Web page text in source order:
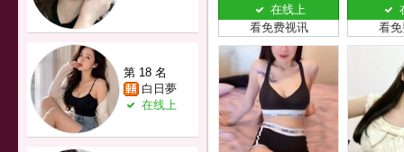
第 18 名
白日夢
在线上
在线上
看免费视讯
看